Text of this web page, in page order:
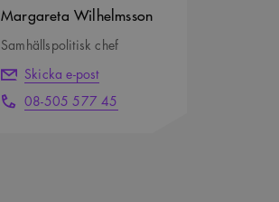
Margareta Wilhelmsson
Samhällspolitisk chef
Skicka e-post
08-505 577 45